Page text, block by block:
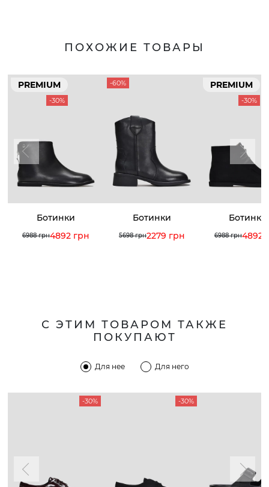
ПОХОЖИЕ ТОВАРЫ
PREMIUM
-30%
Ботинки
6988 грн4892 грн
-60%
Ботинки
5698 грн2279 грн
PREMIUM
-30%
Ботинки
6988 грн4892
С ЭТИМ ТОВАРОМ ТАКЖЕ
ПОКУПАЮТ
Для нее Для него
-30% -30%